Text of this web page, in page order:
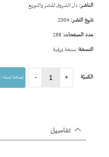
الناشر:دار الشروق للنشر والتوزيع
تاريخ النشر:
عدد الصفحات:
النسخة:نسخة ورقية
الكميّة - + إضافة لسلة
تفاصيل